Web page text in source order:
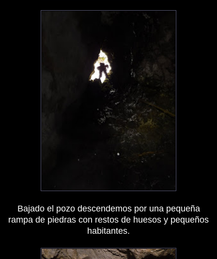
Bajado el pozo descendemos por una pequeña
rampa de piedras con restos de huesos y pequeños
habitantes.